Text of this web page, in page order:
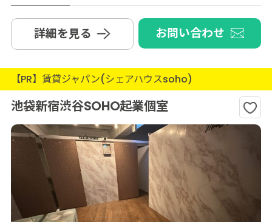
詳細を見る お問い合わせ
【PR】賃貸ジャパン(シェアハウスsoho)
池袋新宿渋谷SOHO起業個室